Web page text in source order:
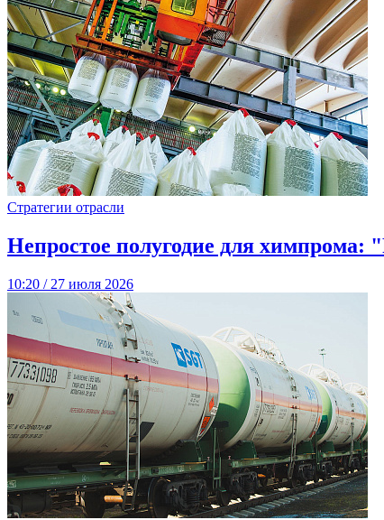
Стратегии отрасли
Непростое полугодие для химпрома:
10:20 / 27 июля 2026